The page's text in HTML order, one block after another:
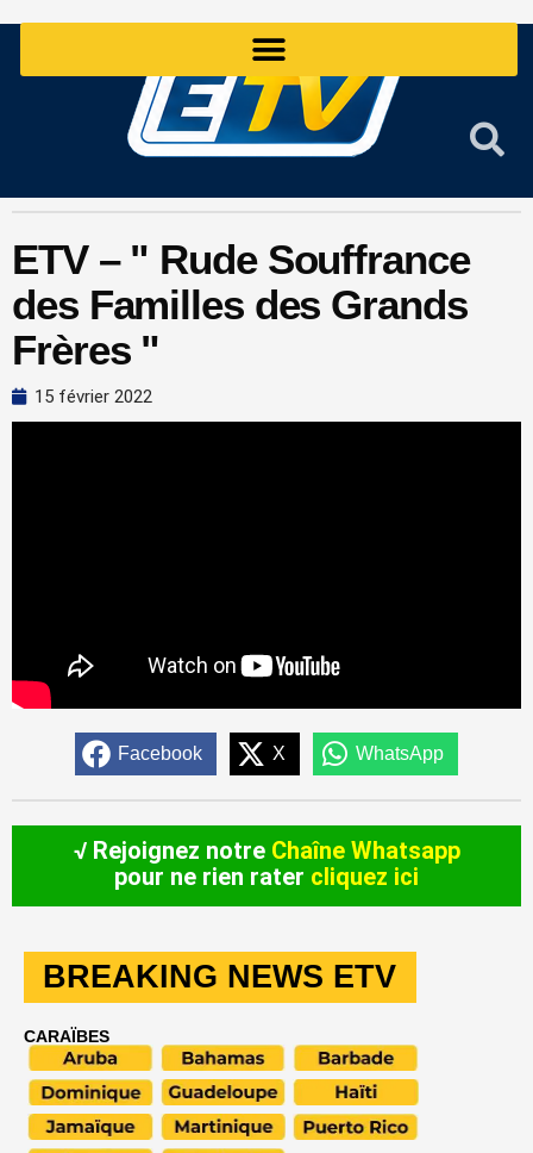
ETV – " Rude Souffrance
des Familles des Grands
Frères "
15 février 2022
Facebook X WhatsApp
√ Rejoignez notre Chaîne Whatsapp
pour ne rien rater cliquez ici
BREAKING NEWS ETV
CARAÏBES